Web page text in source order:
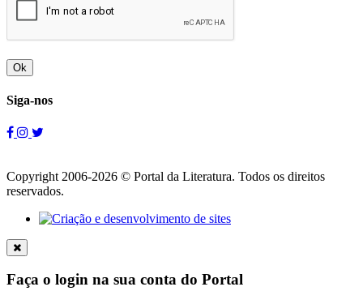
Ok
Siga-nos
Copyright 2006-2026 © Portal da Literatura. Todos os direitos
reservados.
Faça o login na sua conta do Portal